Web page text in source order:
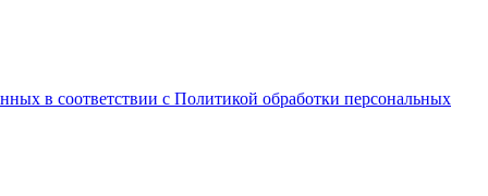
в соответствии с Политикой обработки персональных